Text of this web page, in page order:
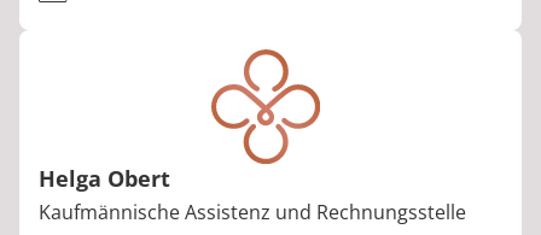
Helga Obert
Berufstitel:
Kaufmännische Assistenz und Rechnungsstelle